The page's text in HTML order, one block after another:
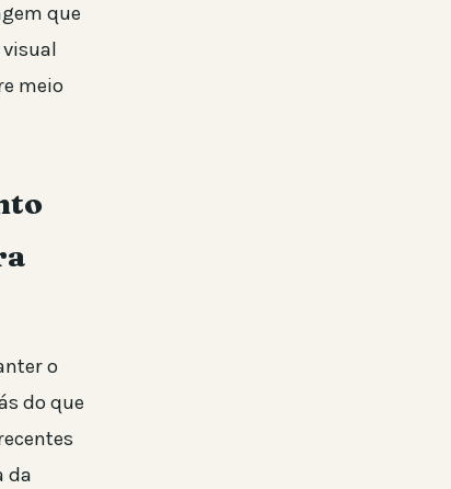
que
visual
meio
o
do que
da